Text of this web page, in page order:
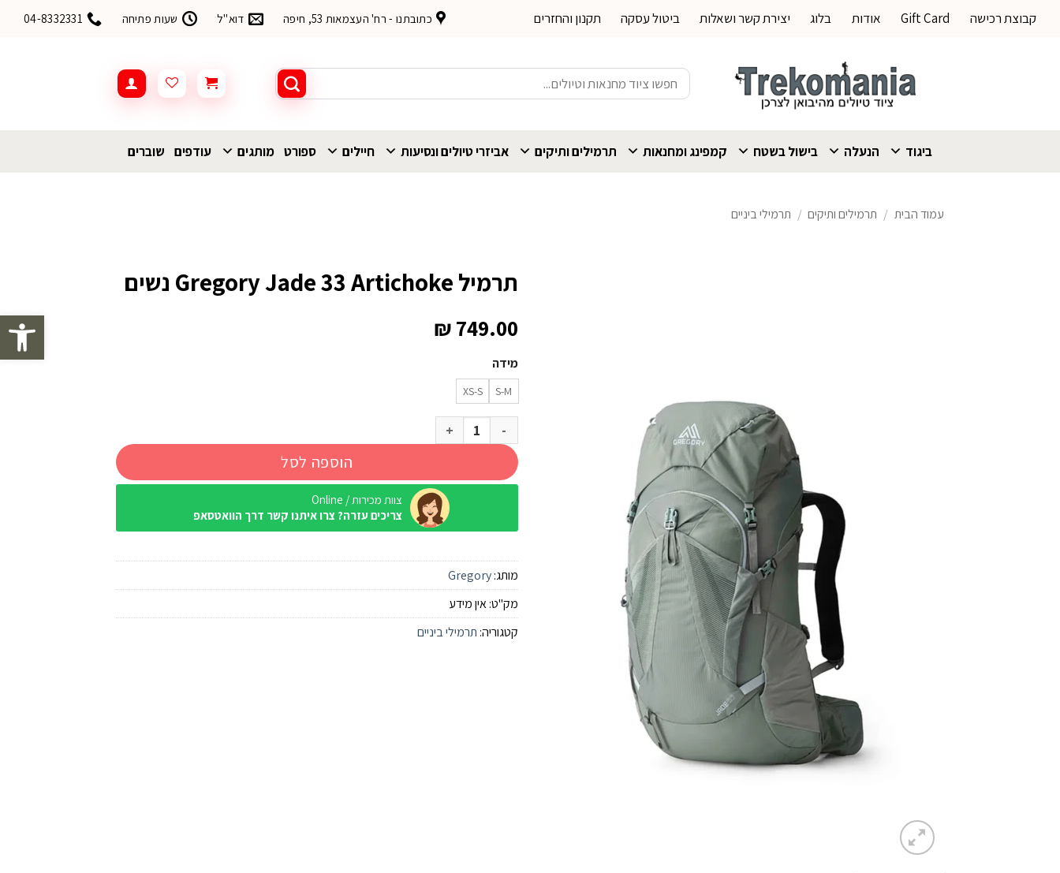
פתח
קבוצת רכישה Gift Card אודות בלוג יצירת קשר ושאלות ביטול עסקה תקנון והחזרים כתובתנו - רח' העצמאות 53, חיפה דוא"ל שעות פתיחה 04-8332331
חיפוש
עבור:
ביגוד הנעלה בישול בשטח קמפינג ומחנאות תרמילים ותיקים אביזרי טיולים ונסיעות חיילים ספורט מותגים עודפים שוברים
עמוד הבית / תרמילים ותיקים / תרמילי ביניים
תרמיל Gregory Jade 33 Artichoke נשים
₪749.00
מידה
S-M
XS-S
כמות של תרמיל Gregory Jade 33 Artichoke נשים
הוספה לסל
צוות מכירות / Online
צריכים עזרה? צרו איתנו קשר דרך הוואטסאפ
מותג:Gregory
מק"ט:אין מידע
קטגוריה: תרמילי ביניים